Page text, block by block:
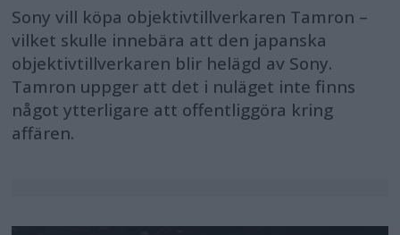
Sony vill köpa objektivtillverkaren Tamron –
vilket skulle innebära att den japanska
objektivtillverkaren blir helägd av Sony.
Tamron uppger att det i nuläget inte finns
något ytterligare att offentliggöra kring
affären.